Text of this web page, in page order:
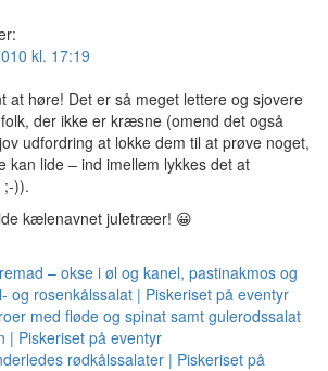
kl. 17:19
at høre! Det er så meget lettere og sjovere
der ikke er kræsne (omend det også
udfordring at lokke dem til at prøve noget,
kan lide – ind imellem lykkes det at
;-)).
kælenavnet juletræer! 😀
– okse i øl og kanel, pastinakmos og
og rosenkålssalat | Piskeriset på eventyr
med fløde og spinat samt gulerodssalat
| Piskeriset på eventyr
rødkålssalater | Piskeriset på